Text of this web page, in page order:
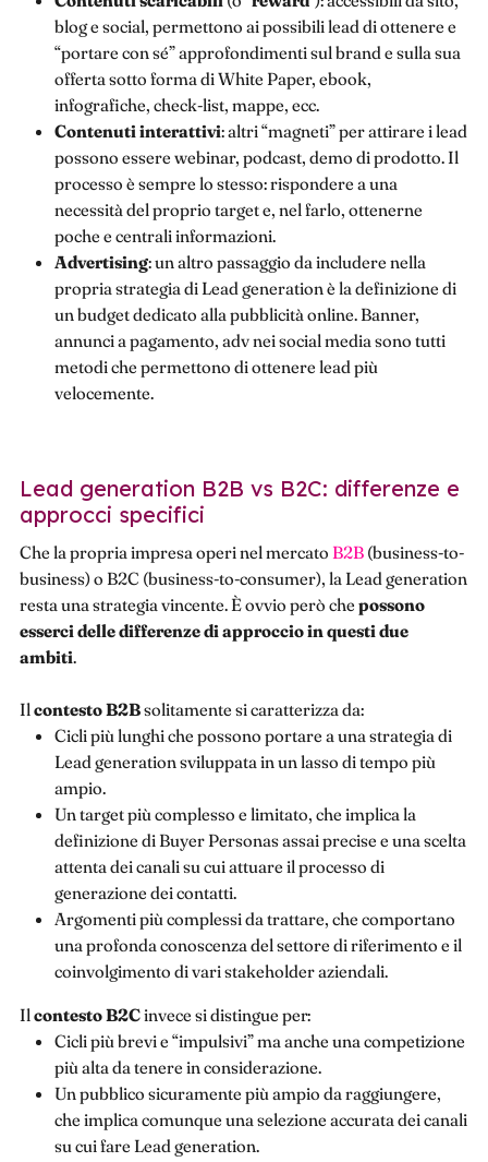
blog e social, permettono ai possibili lead di ottenere e
“portare con sé” approfondimenti sul brand e sulla sua
offerta sotto forma di White Paper, ebook,
infografiche, check-list, mappe, ecc.
Contenuti interattivi: altri “magneti” per attirare i lead
possono essere webinar, podcast, demo di prodotto. Il
processo è sempre lo stesso: rispondere a una
necessità del proprio target e, nel farlo, ottenerne
poche e centrali informazioni.
Advertising: un altro passaggio da includere nella
propria strategia di Lead generation è la definizione di
un budget dedicato alla pubblicità online. Banner,
annunci a pagamento, adv nei social media sono tutti
metodi che permettono di ottenere lead più
velocemente.
Lead generation B2B vs B2C: differenze e
approcci specifici
Che la propria impresa operi nel mercato B2B (business-to-
business) o B2C (business-to-consumer), la Lead generation
resta una strategia vincente. È ovvio però che possono
esserci delle differenze di approccio in questi due
ambiti.
Ilcontesto B2Bsolitamente si caratterizza da:
Cicli più lunghi che possono portare a una strategia di
Lead generation sviluppata in un lasso di tempo più
ampio.
Un target più complesso e limitato, che implica la
definizione di Buyer Personas assai precise e una scelta
attenta dei canali su cui attuare il processo di
generazione dei contatti.
Argomenti più complessi da trattare, che comportano
una profonda conoscenza del settore di riferimento e il
coinvolgimento di vari stakeholder aziendali.
Ilcontesto B2Cinvece si distingue per:
Cicli più brevi e “impulsivi” ma anche una competizione
più alta da tenere in considerazione.
Un pubblico sicuramente più ampio da raggiungere,
che implica comunque una selezione accurata dei canali
su cui fare Lead generation.